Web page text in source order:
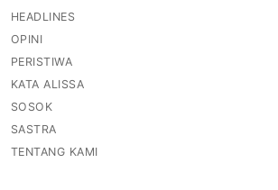
HEADLINES
OPINI
PERISTIWA
KATA ALISSA
SOSOK
SASTRA
TENTANG KAMI